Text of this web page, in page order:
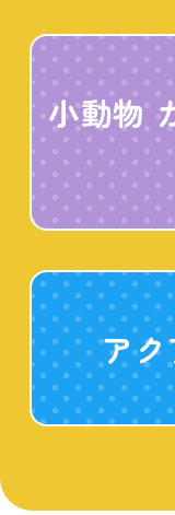
小動物
ア